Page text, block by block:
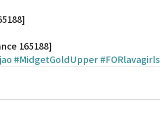
Gardena
165188]
#MidgetGoldUpper#FORlavagirls